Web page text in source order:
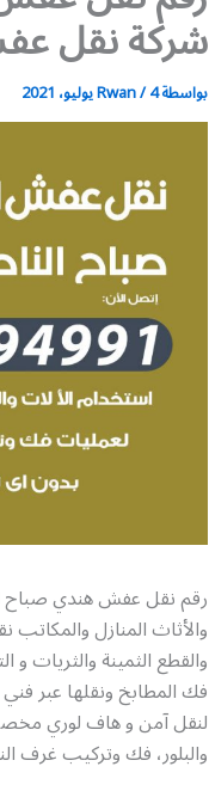
شركة نقل عفش
بواسطة Rwan/4 يوليو، 2021
رقم نقل عفش هندي صباح
والأثاث المنازل
والقطع الثمينة والثريات
فك المطابخ ونقلها عبر
لنقل آمن و هاف لوري
والبلور، فك وتركيب